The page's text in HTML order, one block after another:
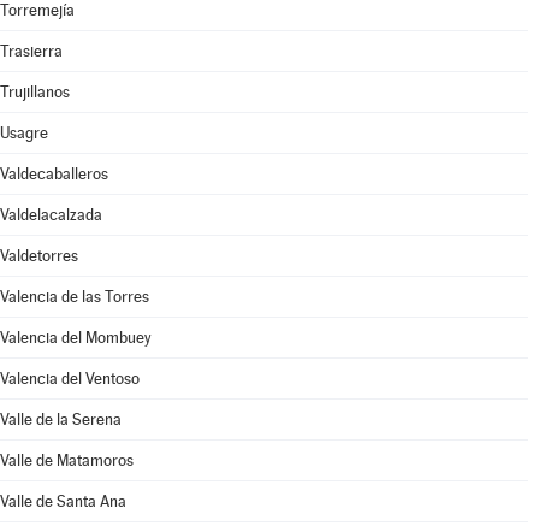
Torremejía
Trasierra
Trujillanos
Usagre
Valdecaballeros
Valdelacalzada
Valdetorres
Valencia de las Torres
Valencia del Mombuey
Valencia del Ventoso
Valle de la Serena
Valle de Matamoros
Valle de Santa Ana